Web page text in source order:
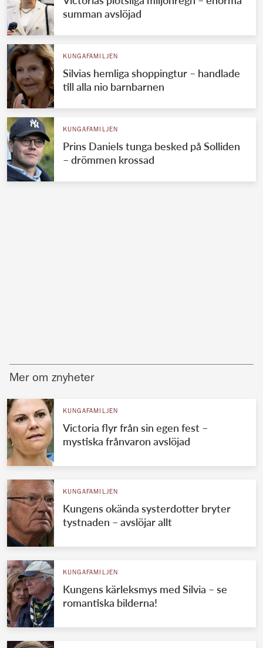
summan avslöjad
KUNGAFAMILJEN
Silvias hemliga shoppingtur – handlade
till alla nio barnbarnen
KUNGAFAMILJEN
Prins Daniels tunga besked på Solliden
– drömmen krossad
Mer om znyheter
KUNGAFAMILJEN
Victoria flyr från sin egen fest –
mystiska frånvaron avslöjad
KUNGAFAMILJEN
Kungens okända systerdotter bryter
tystnaden – avslöjar allt
KUNGAFAMILJEN
Kungens kärleksmys med Silvia – se
romantiska bilderna!